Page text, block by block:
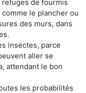
de fourmis
le plancher ou
des murs, dans
insectes, parce
aller se
attendant le bon
les probabilités